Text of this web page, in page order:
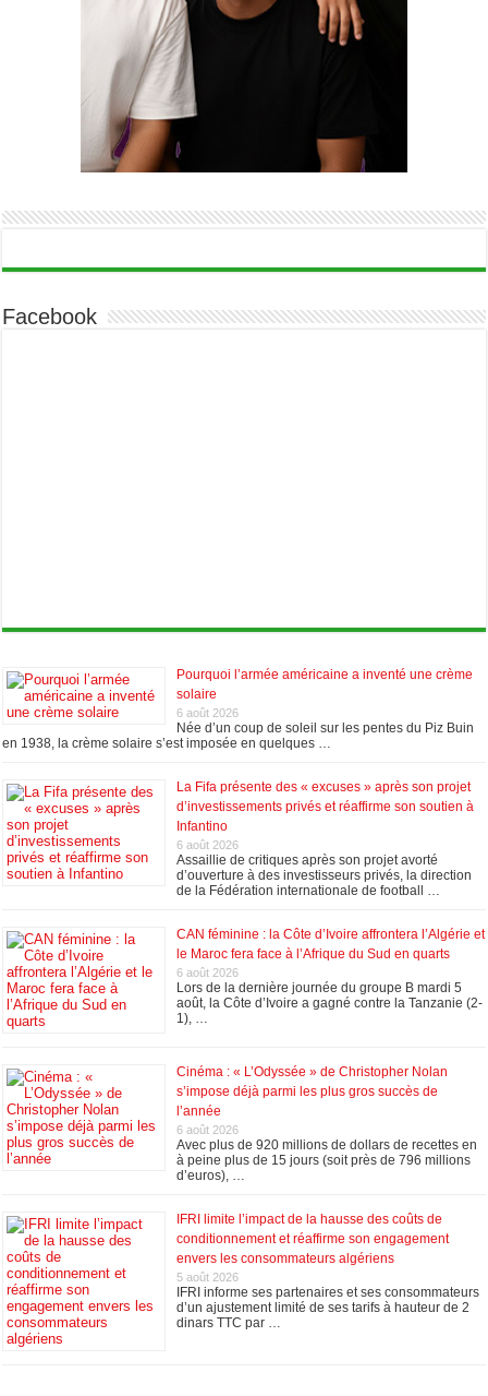
Facebook
Pourquoi l’armée américaine a inventé une crème
solaire
6 août 2026
Née d’un coup de soleil sur les pentes du Piz Buin
en 1938, la crème solaire s’est imposée en quelques …
La Fifa présente des « excuses » après son projet
d’investissements privés et réaffirme son soutien à
Infantino
6 août 2026
Assaillie de critiques après son projet avorté
d’ouverture à des investisseurs privés, la direction
de la Fédération internationale de football …
CAN féminine : la Côte d’Ivoire affrontera l’Algérie et
le Maroc fera face à l’Afrique du Sud en quarts
6 août 2026
Lors de la dernière journée du groupe B mardi 5
août, la Côte d’Ivoire a gagné contre la Tanzanie (2-
1), …
Cinéma : « L’Odyssée » de Christopher Nolan
s’impose déjà parmi les plus gros succès de
l’année
6 août 2026
Avec plus de 920 millions de dollars de recettes en
à peine plus de 15 jours (soit près de 796 millions
d’euros), …
IFRI limite l’impact de la hausse des coûts de
conditionnement et réaffirme son engagement
envers les consommateurs algériens
5 août 2026
IFRI informe ses partenaires et ses consommateurs
d’un ajustement limité de ses tarifs à hauteur de 2
dinars TTC par …